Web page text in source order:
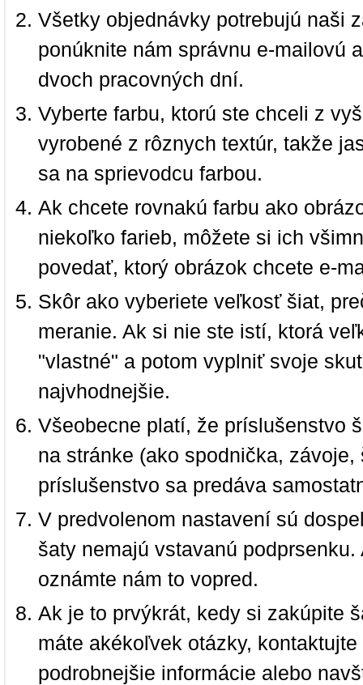
Všetky objednávky potrebujú naši
ponúknite nám správnu e-mailovú
dvoch pracovných dní.
Vyberte farbu, ktorú ste chceli z
vyrobené z rôznych textúr, takže
sa na sprievodcu farbou.
Ak chcete rovnakú farbu ako
niekoľko farieb, môžete si ich
povedať, ktorý obrázok chcete e-
Skôr ako vyberiete veľkosť šiat,
meranie. Ak si nie ste istí, ktorá
"vlastné" a potom vyplniť svoje
najvhodnejšie.
Všeobecne platí, že príslušenstvo
na stránke (ako spodnička,
príslušenstvo sa predáva
V predvolenom nastavení sú
šaty nemajú vstavanú
oznámte nám to vopred.
Ak je to prvýkrát, kedy si zakúpite
máte akékoľvek otázky,
podrobnejšie informácie alebo